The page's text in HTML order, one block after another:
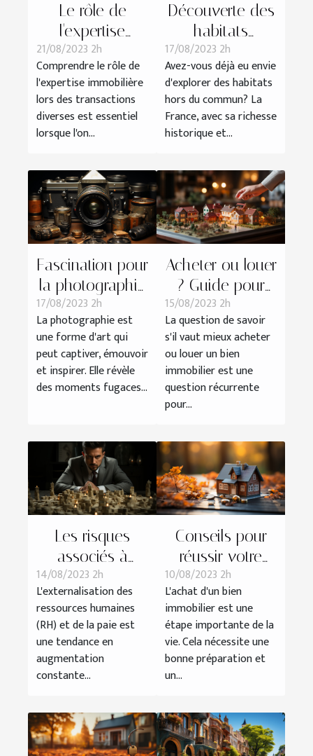
Le rôle de
l'expertise
immobilière
dans les
transactions
diverses
21/08/2023 2h
Comprendre le rôle de
l'expertise immobilière
lors des transactions
diverses est essentiel
lorsque l'on...
Découverte des
habitats
insolites en
France
17/08/2023 2h
Avez-vous déjà eu envie
d'explorer des habitats
hors du commun? La
France, avec sa richesse
historique et...
Fascination pour
la photographie
: la culture SLR
17/08/2023 2h
La photographie est
une forme d'art qui
peut captiver, émouvoir
et inspirer. Elle révèle
des moments fugaces...
Acheter ou louer
? Guide pour
faire le meilleur
choix immobilier
15/08/2023 2h
La question de savoir
s'il vaut mieux acheter
ou louer un bien
immobilier est une
question récurrente
pour...
Les risques
associés à
l'externalisation
RH et paie :
comment les
éviter?
14/08/2023 2h
L'externalisation des
ressources humaines
(RH) et de la paie est
une tendance en
augmentation
constante...
Conseils pour
réussir votre
achat
immobilier
10/08/2023 2h
L'achat d'un bien
immobilier est une
étape importante de la
vie. Cela nécessite une
bonne préparation et
un...